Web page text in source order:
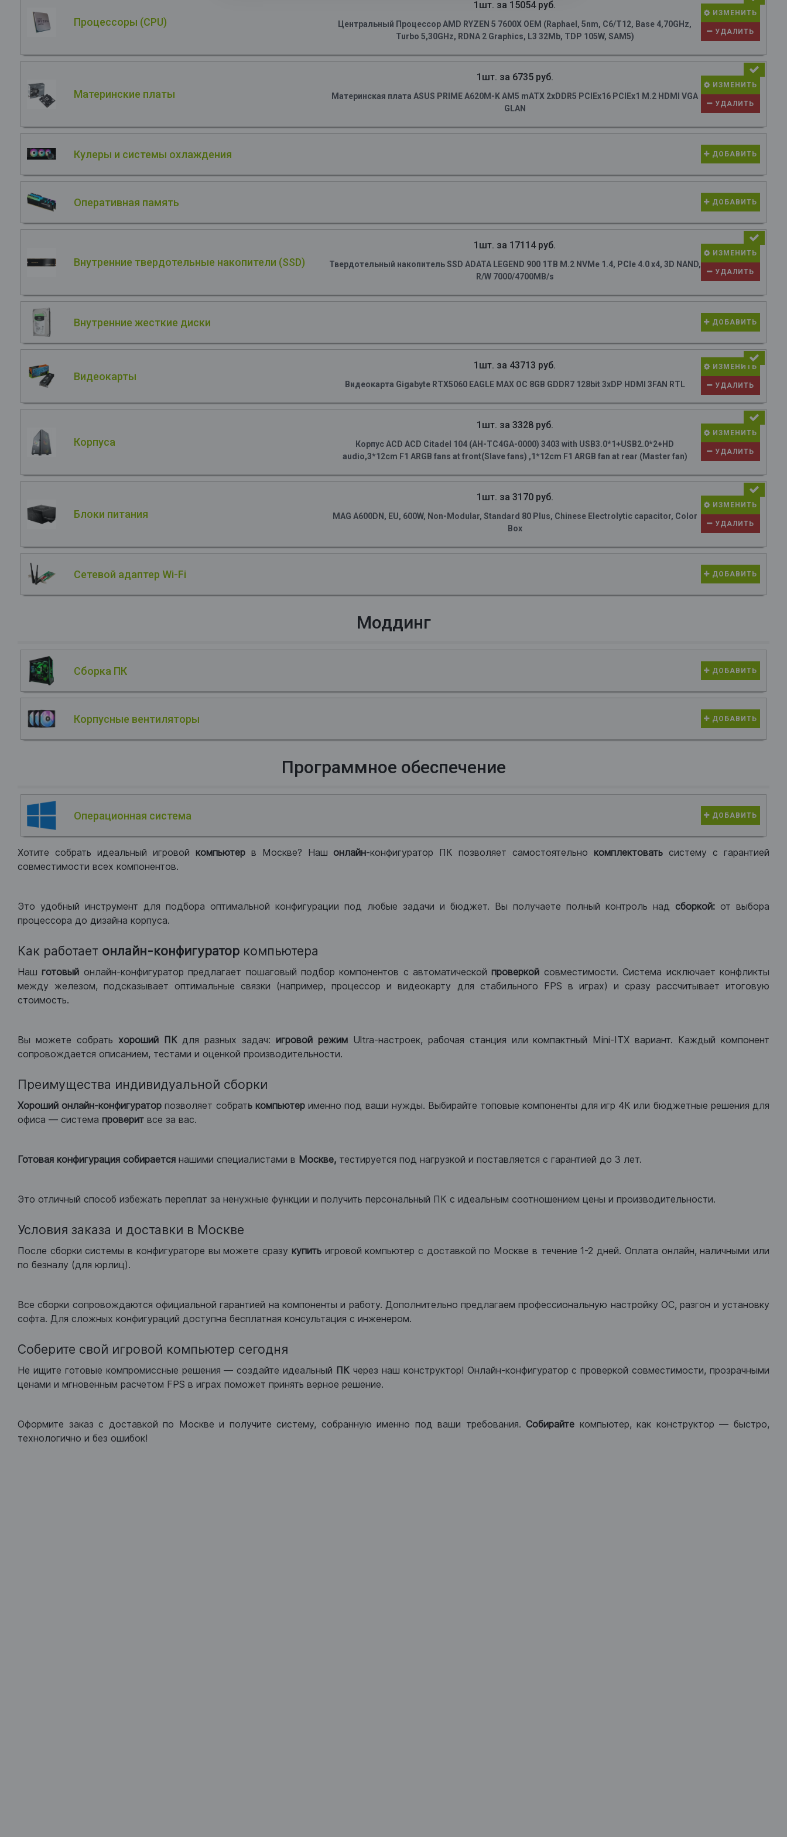
Процессоры (CPU)
1шт. за 15054 руб.
Центральный Процессор AMD RYZEN 5 7600X OEM (Raphael, 5nm, C6/T12, Base 4,70GHz,
Turbo 5,30GHz, RDNA 2 Graphics, L3 32Mb, TDP 105W, SAM5)
ИЗМЕНИТЬ
УДАЛИТЬ
Материнские платы
1шт. за 6735 руб.
Материнская плата ASUS PRIME A620M-K AM5 mATX 2xDDR5 PCIEx16 PCIEx1 M.2 HDMI VGA
GLAN
ИЗМЕНИТЬ
УДАЛИТЬ
Кулеры и системы охлаждения ДОБАВИТЬ
Оперативная память ДОБАВИТЬ
Внутренние твердотельные накопители (SSD)
1шт. за 17114 руб.
Твердотельный накопитель SSD ADATA LEGEND 900 1TB M.2 NVMe 1.4, PCIe 4.0 x4, 3D NAND,
R/W 7000/4700MB/s
ИЗМЕНИТЬ
УДАЛИТЬ
Внутренние жесткие диски ДОБАВИТЬ
Видеокарты
1шт. за 43713 руб.
Видеокарта Gigabyte RTX5060 EAGLE MAX OC 8GB GDDR7 128bit 3xDP HDMI 3FAN RTL
ИЗМЕНИТЬ
УДАЛИТЬ
Корпуса
1шт. за 3328 руб.
Корпус ACD ACD Citadel 104 (AH-TC4GA-0000) 3403 with USB3.0*1+USB2.0*2+HD
audio,3*12cm F1 ARGB fans at front(Slave fans) ,1*12cm F1 ARGB fan at rear (Master fan)
ИЗМЕНИТЬ
УДАЛИТЬ
Блоки питания
1шт. за 3170 руб.
MAG A600DN, EU, 600W, Non-Modular, Standard 80 Plus, Chinese Electrolytic capacitor, Color
Box
ИЗМЕНИТЬ
УДАЛИТЬ
Сетевой адаптер Wi-Fi ДОБАВИТЬ
Моддинг
Сборка ПК ДОБАВИТЬ
Корпусные вентиляторы ДОБАВИТЬ
Программное обеспечение
Операционная система ДОБАВИТЬ
Хотите собрать идеальный игровой компьютер в Москве? Нашонлайн-конфигуратор ПК позволяет самостоятельно комплектоватьсистему с гарантией
совместимости всех компонентов.
Это удобный инструмент для подбора оптимальной конфигурации под любые задачи и бюджет. Вы получаете полный контроль над сборкой: от выбора
процессора до дизайна корпуса.
Как работает онлайн-конфигуратор компьютера
Нашготовый онлайн-конфигуратор предлагает пошаговый подбор компонентов с автоматическойпроверкой совместимости. Система исключает конфликты
между железом, подсказывает оптимальные связки (например, процессор и видеокарту для стабильного FPS в играх) и сразу рассчитывает итоговую
стоимость.
Вы можете собрать хороший ПКдля разных задач:игровой режим Ultra-настроек, рабочая станция или компактный Mini-ITX вариант. Каждый компонент
сопровождается описанием, тестами и оценкой производительности.
Преимущества индивидуальной сборки
Хороший онлайн-конфигуратор позволяет собрать компьютерименно под ваши нужды. Выбирайте топовые компоненты для игр 4К или бюджетные решения для
офиса — система проверит все за вас.
Готовая конфигурация собирается нашими специалистами в Москве, тестируется под нагрузкой и поставляется с гарантией до 3 лет.
Это отличный способ избежать переплат за ненужные функции и получить персональный ПК с идеальным соотношением цены и производительности.
Условия заказа и доставки в Москве
После сборки системы в конфигураторе вы можете сразу купитьигровой компьютер с доставкой по Москве в течение 1-2 дней. Оплата онлайн, наличными или
по безналу (для юрлиц).
Все сборки сопровождаются официальной гарантией на компоненты и работу. Дополнительно предлагаем профессиональную настройку ОС, разгон и установку
софта. Для сложных конфигураций доступна бесплатная консультация с инженером.
Соберите свой игровой компьютер сегодня
Не ищите готовые компромиссные решения — создайте идеальный ПК через наш конструктор! Онлайн-конфигуратор с проверкой совместимости, прозрачными
ценами и мгновенным расчетом FPS в играх поможет принять верное решение.
Оформите заказ с доставкой по Москве и получите систему, собранную именно под ваши требования.Собирайте компьютер, как конструктор — быстро,
технологично и без ошибок!